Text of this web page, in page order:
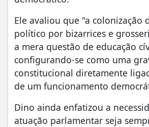
Ele avaliou que "a colonização
político por bizarrices e
a mera questão de educação
configurando-se como uma
constitucional diretamente
de um funcionamento
Dino ainda enfatizou a
atuação parlamentar seja